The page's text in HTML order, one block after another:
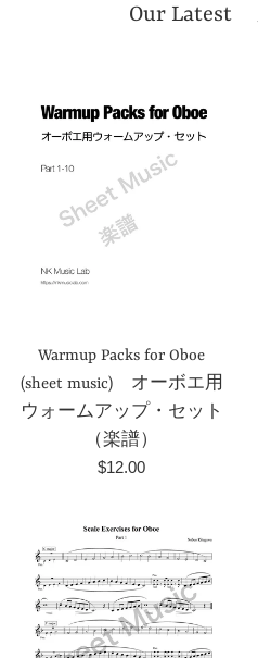
Our Latest
Warmup Packs for Oboe
(sheet music) オーボエ用
ウォームアップ・セット
（楽譜）
Prezzo
$12.00